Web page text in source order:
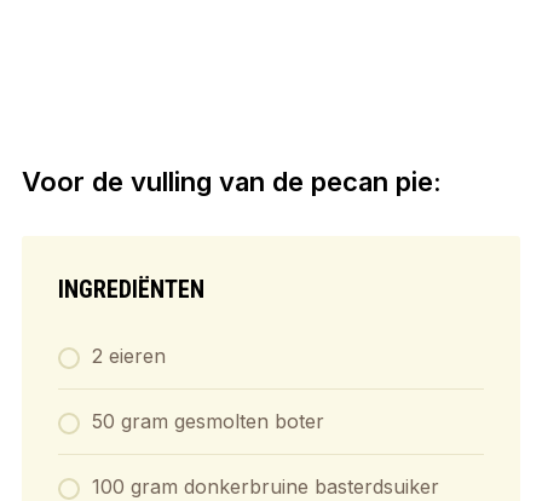
Voor de vulling van de pecan pie:
INGREDIËNTEN
2 eieren
50 gram gesmolten boter
100 gram donkerbruine basterdsuiker